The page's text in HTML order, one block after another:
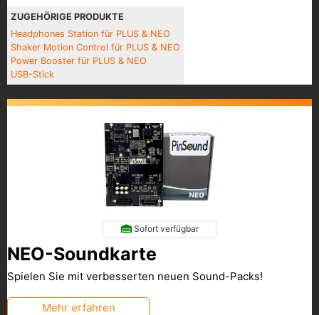
ZUGEHÖRIGE PRODUKTE
Headphones Station für PLUS & NEO
Shaker Motion Control für PLUS & NEO
Power Booster für PLUS & NEO
USB-Stick
Sofort verfügbar
NEO-Soundkarte
Spielen Sie mit verbesserten neuen Sound-Packs!
Mehr erfahren